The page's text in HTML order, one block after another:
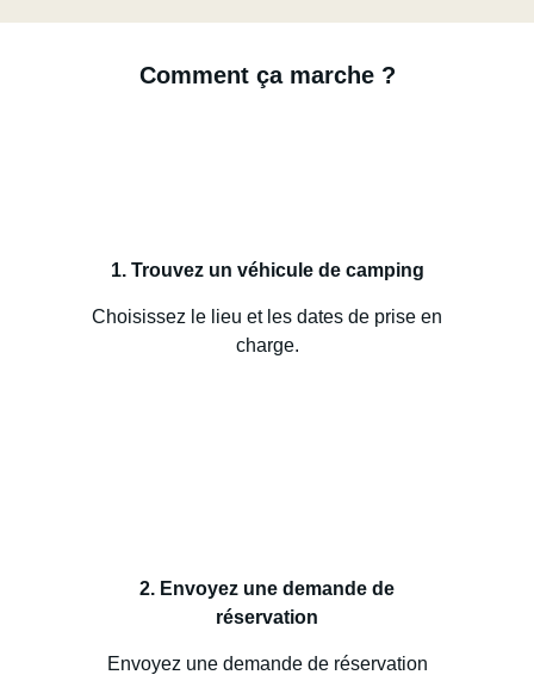
Comment ça marche ?
1. Trouvez un véhicule de camping
Choisissez le lieu et les dates de prise en
charge.
2. Envoyez une demande de
réservation
Envoyez une demande de réservation